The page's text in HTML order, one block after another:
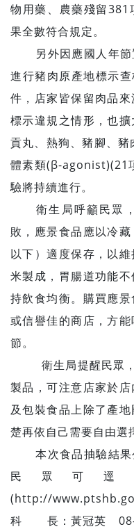
物用藥、農藥殘留381
果全數符合規定。
另外因應國人年節
進行豬肉原產地標示
件，店家皆保留肉品
標示違規之情形，也擴
貢丸、熱狗、豬腳、
體素類(β-agonist)(21
驗將持續進行。
衛生局呼籲民眾，
敗，應景食品應以冷
以下）適度保存，以
米製成，胃腸道功能
持飲食均衡。購買應
或信譽佳的商店，方
節。
衛生局提醒民眾，
製品，可注意店家於
及包裝食品上除了產
楚再依自己需要自由選
本次食品抽驗結果
民眾可逕
(http://
科 長：黃冠英 08-